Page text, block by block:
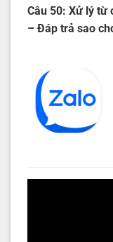
Câu 50: Xử lý từ
– Đáp trả sao